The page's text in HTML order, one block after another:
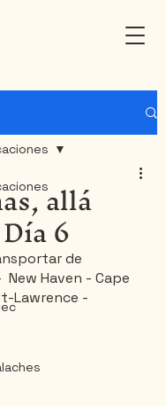
allá
6de
Haven - Cape
Lawrence -